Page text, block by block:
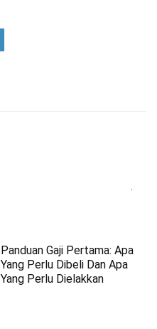
Panduan Gaji Pertama: Apa
Yang Perlu Dibeli Dan Apa
Yang Perlu Dielakkan